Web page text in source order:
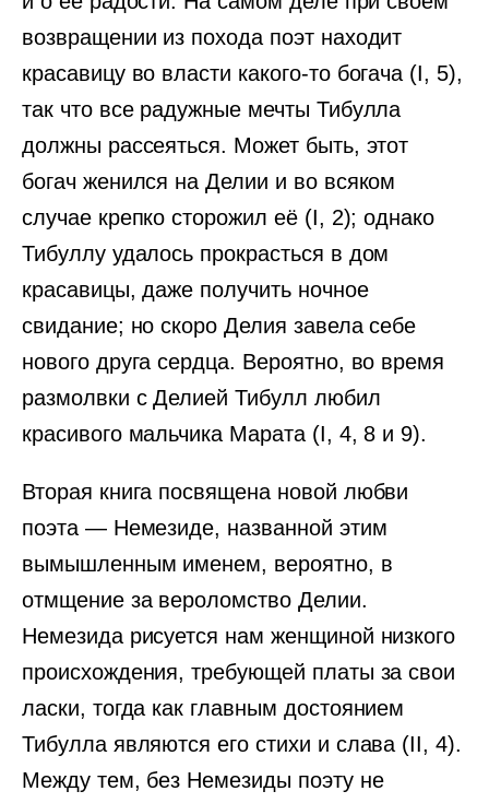
возвращении из похода поэт находит
красавицу во власти какого-то богача (I, 5),
так что все радужные мечты Тибулла
должны рассеяться. Может быть, этот
богач женился на Делии и во всяком
случае крепко сторожил её (I, 2); однако
Тибуллу удалось прокрасться в дом
красавицы, даже получить ночное
свидание; но скоро Делия завела себе
нового друга сердца. Вероятно, во время
размолвки с Делией Тибулл любил
красивого мальчика Марата (I, 4, 8 и 9).
Вторая книга посвящена новой любви
поэта — Немезиде, названной этим
вымышленным именем, вероятно, в
отмщение за вероломство Делии.
Немезида рисуется нам женщиной низкого
происхождения, требующей платы за свои
ласки, тогда как главным достоянием
Тибулла являются его стихи и слава (II, 4).
Между тем, без Немезиды поэту не